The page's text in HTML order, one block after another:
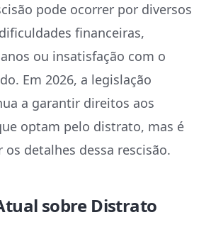
pode ocorrer por diversos
financeiras,
ou insatisfação com o
Em 2026, a legislação
a garantir direitos aos
optam pelo distrato, mas é
detalhes dessa rescisão.
sobre Distrato